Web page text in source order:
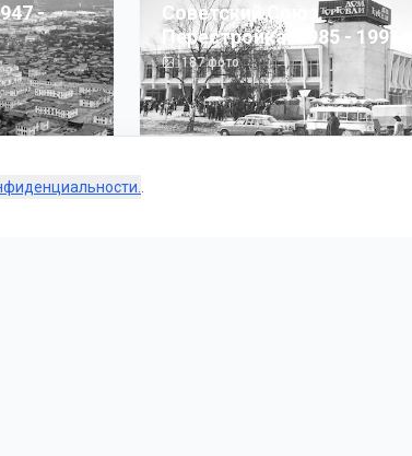
-
Советский Союз.
Перестройка: 1985 - 1991 гг
187фото